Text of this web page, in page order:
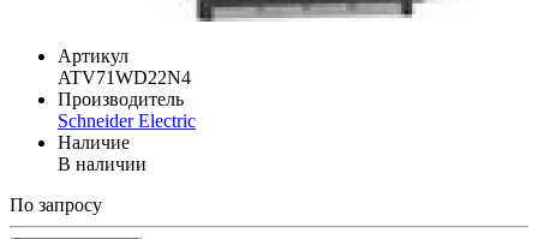
Артикул
ATV71WD22N4
Производитель
Schneider Electric
Наличие
В наличии
По запросу